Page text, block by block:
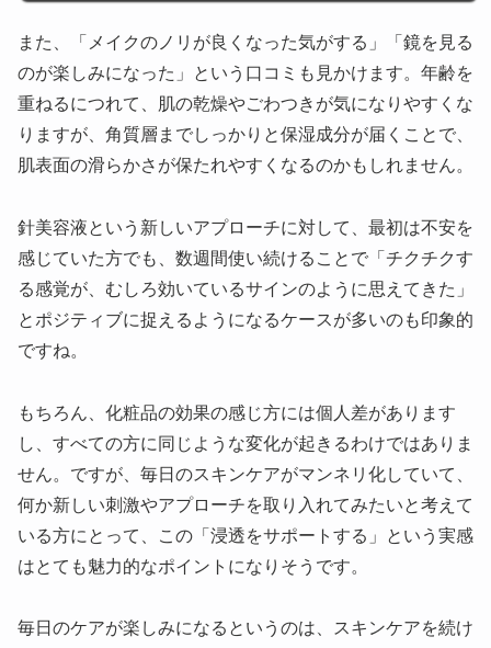
また、「メイクのノリが良くなった気がする」「鏡を見る
のが楽しみになった」という口コミも見かけます。年齢を
重ねるにつれて、肌の乾燥やごわつきが気になりやすくな
りますが、角質層までしっかりと保湿成分が届くことで、
肌表面の滑らかさが保たれやすくなるのかもしれません。
針美容液という新しいアプローチに対して、最初は不安を
感じていた方でも、数週間使い続けることで「チクチクす
る感覚が、むしろ効いているサインのように思えてきた」
とポジティブに捉えるようになるケースが多いのも印象的
ですね。
もちろん、化粧品の効果の感じ方には個人差があります
し、すべての方に同じような変化が起きるわけではありま
せん。ですが、毎日のスキンケアがマンネリ化していて、
何か新しい刺激やアプローチを取り入れてみたいと考えて
いる方にとって、この「浸透をサポートする」という実感
はとても魅力的なポイントになりそうです。
毎日のケアが楽しみになるというのは、スキンケアを続け